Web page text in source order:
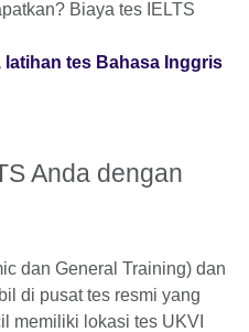
Biaya tes IELTS
tes Bahasa Inggris
Anda dengan
dan General Training) dan
di pusat tes resmi yang
memiliki lokasi tes UKVI